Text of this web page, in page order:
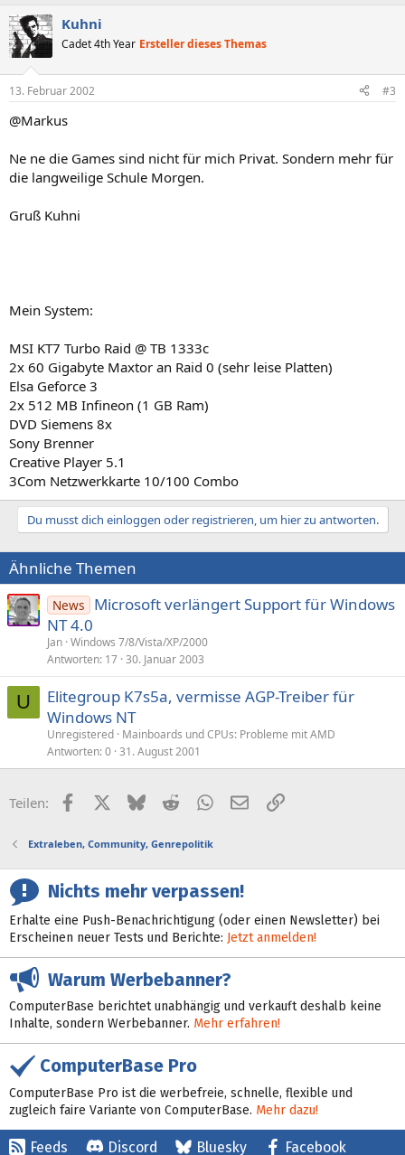
Kuhni
Cadet 4th Year Ersteller dieses Themas
13. Februar 2002 #3
@Markus
Ne ne die Games sind nicht für mich Privat. Sondern mehr für
die langweilige Schule Morgen.
Gruß Kuhni
Mein System:
MSI KT7 Turbo Raid @ TB 1333c
2x 60 Gigabyte Maxtor an Raid 0 (sehr leise Platten)
Elsa Geforce 3
2x 512 MB Infineon (1 GB Ram)
DVD Siemens 8x
Sony Brenner
Creative Player 5.1
3Com Netzwerkkarte 10/100 Combo
Du musst dich einloggen oder registrieren, um hier zu antworten.
Ähnliche Themen
News
Microsoft verlängert Support für Windows
NT 4.0
Jan Windows 7/8/Vista/XP/2000
Antworten 17 30. Januar 2003
U
Elitegroup K7s5a, vermisse AGP-Treiber für
Windows NT
Unregistered Mainboards und CPUs: Probleme mit AMD
Antworten 0 31. August 2001
Teilen: FacebookX (Twitter)
BlueskyRedditWhatsApp
E-MailLink
Extraleben, Community, Genrepolitik
Nichts mehr verpassen!
Erhalte eine Push-Benachrichtigung (oder einen Newsletter) bei
Erscheinen neuer Tests und Berichte: Jetzt anmelden!
Warum Werbebanner?
ComputerBase berichtet unabhängig und verkauft deshalb keine
Inhalte, sondern Werbebanner. Mehr erfahren!
ComputerBase Pro
ComputerBase Pro ist die werbefreie, schnelle, flexible und
zugleich faire Variante von ComputerBase. Mehr dazu!
Feeds Discord Bluesky Facebook